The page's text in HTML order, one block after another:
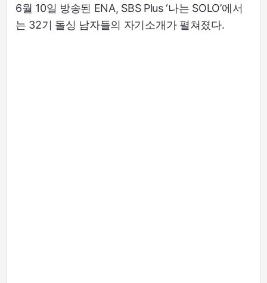
6월 10일 방송된 ENA, SBS Plus ‘나는 SOLO’에서
는 32기 돌싱 남자들의 자기소개가 펼쳐졌다.